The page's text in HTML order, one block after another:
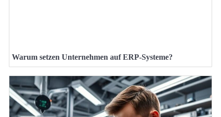
Warum setzen Unternehmen auf ERP-Systeme?